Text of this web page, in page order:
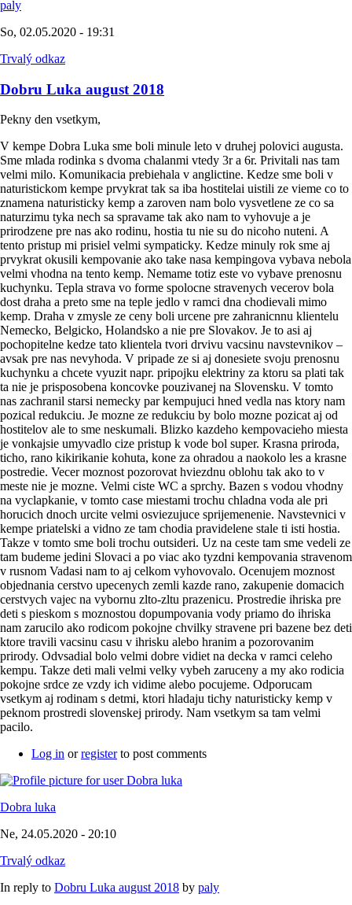
paly
So, 02.05.2020 - 19:31
Trvalý odkaz
Dobru Luka august 2018
Pekny den vsetkym,
V kempe Dobra Luka sme boli minule leto v druhej polovici augusta.
Sme mlada rodinka s dvoma chalanmi vtedy 3r a 6r. Privitali nas tam
velmi milo. Komunikacia prebiehala v anglictine. Kedze sme boli v
naturistickom kempe prvykrat tak sa iba hostitelai uistili ze vieme co to
znamena naturisticky kemp a zaroven nam bolo vysvetlene ze co sa
naturzimu tyka nech sa spravame tak ako nam to vyhovuje a je
prirodzene pre nas ako rodinu, hostia tu nie su do nicoho nuteni. A
tento pristup mi prisiel velmi sympaticky. Kedze minuly rok sme aj
prvykrat okusili kempovanie ako take nasa kempingova vybava nebola
velmi vhodna na tento kemp. Nemame totiz este vo vybave prenosnu
kuchynku. Tepla strava vo forme spolocne stravenych vecerov bola
dost draha a preto sme na teple jedlo v ramci dna chodievali mimo
kemp. Draha v zmysle ze ceny boli urcene pre zahranicnnu klientelu
Nemecko, Belgicko, Holandsko a nie pre Slovakov. Je to asi aj
pochopitelne kedze tato klientela tvori drvivu vacsinu navstevnikov –
avsak pre nas nevyhoda. V pripade ze si aj donesiete svoju prenosnu
kuchynku a chcete vyuzit napr. pripojku elektriny za ktoru sa plati tak
ta nie je prisposobena koncovke pouzivanej na Slovensku. V tomto
nas zachranil starsi nemecky par kempujuci hned vedla nas ktory nam
pozical redukciu. Je mozne ze redukciu by bolo mozne pozicat aj od
hostitelov ale to sme neskumali. Blizko kazdeho kempovacieho miesta
je vonkajsie umyvadlo cize pristup k vode bol super. Krasna priroda,
ticho, rano kikirikanie kohuta, kone za ohradou a naokolo les a krasne
postredie. Vecer moznost pozorovat hviezdnu oblohu tak ako to v
meste nie je mozne. Velmi ciste WC a sprchy. Bazen s vodou vhodny
na vyclapkanie, v tomto case miestami trochu chladna voda ale pri
horucich dnoch urcite velmi osviezujuce sprijemenenie. Navstevnici v
kempe priatelski a vidno ze tam chodia pravidelene stale ti isti hostia.
Takze v tomto sme boli trochu outsideri. Uz na ceste tam sme vedeli ze
tam budeme jedini Slovaci a po viac ako tyzdni kempovania stravenom
v rusnom Vadasi nam to aj celkom vyhovovalo. Ocenujem moznost
objednania cerstvo upecenych zemli kazde rano, zakupenie domacich
cerstvych vajec na vybornu zlto-zltu prazenicu. Prostredie ihriska pre
deti s pieskom s moznostou dopumpovania vody priamo do ihriska
nam zarucilo ako rodicom pokojne chvilky stravene pri bazene bez deti
ktore travili vacsinu casu v ihrisku alebo hranim a pozorovanim
prirody. Odvsadial bolo velmi dobre vidiet na decka v ramci celeho
kempu. Takze deti mali velmi velky vybeh zaruceny a my ako rodicia
pokojne srdce ze vzdy ich vidime alebo pocujeme. Odporucam
vsetkym aj rodinam s detmi, ktori hladaju tichy naturisticky kemp v
peknom prostredi slovenskej prirody. Nam vsetkym sa tam velmi
pacilo.
Log in orregisterto post comments
Dobra luka
Ne, 24.05.2020 - 20:10
Trvalý odkaz
In reply to Dobru Luka august 2018 by paly